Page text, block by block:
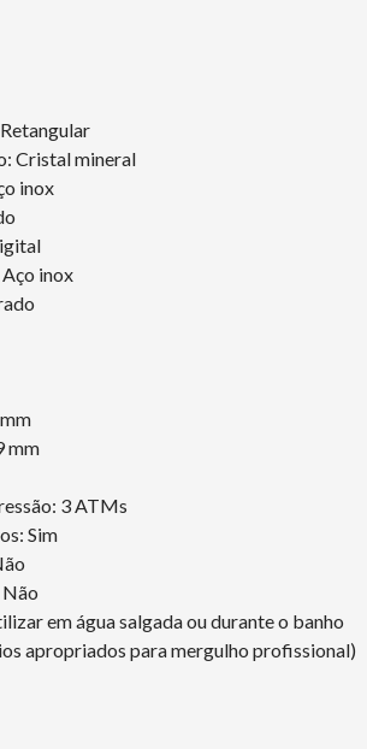
Cristal mineral
inox
inox
mm
3 ATMs
Sim
em água salgada ou durante o banho
apropriados para mergulho profissional)